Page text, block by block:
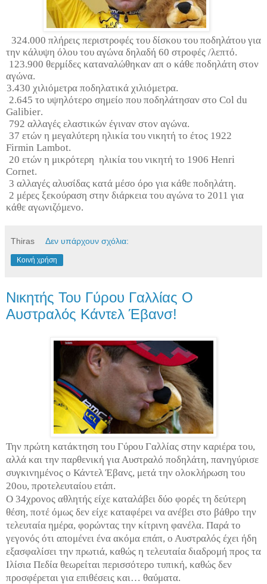
324.000 πλήρεις περιστροφές του δίσκου του ποδηλάτου για
την κάλυψη όλου του αγώνα δηλαδή 60 στροφές /λεπτό.
123.900 θερμίδες καταναλώθηκαν απ ο κάθε ποδηλάτη στον
αγώνα.
3.430 χιλιόμετρα ποδηλατικά χιλιόμετρα.
2.645 το υψηλότερο σημείο που ποδηλάτησαν στο Col du
Galibier.
792 αλλαγές ελαστικών έγιναν στον αγώνα.
37 ετών η μεγαλύτερη ηλικία του νικητή το έτος 1922
Firmin Lambot.
20 ετών η μικρότερη ηλικία του νικητή το 1906 Henri
Cornet.
3 αλλαγές αλυσίδας κατά μέσο όρο για κάθε ποδηλάτη.
2 μέρες ξεκούραση στην διάρκεια του αγώνα το 2011 για
κάθε αγωνιζόμενο.
Thiras Δεν υπάρχουν σχόλια:
Κοινή χρήση
Νικητής Του Γύρου Γαλλίας Ο
Αυστραλός Κάντελ Έβανσ!
Την πρώτη κατάκτηση του Γύρου Γαλλίας στην καριέρα του,
αλλά και την παρθενική για Αυστραλό ποδηλάτη, πανηγύρισε
συγκινημένος ο Κάντελ Έβανς, μετά την ολοκλήρωση του
20ου, προτελευταίου ετάπ.
Ο 34χρονος αθλητής είχε καταλάβει δύο φορές τη δεύτερη
θέση, ποτέ όμως δεν είχε καταφέρει να ανέβει στο βάθρο την
τελευταία ημέρα, φορώντας την κίτρινη φανέλα. Παρά το
γεγονός ότι απομένει ένα ακόμα επάπ, ο Αυστραλός έχει ήδη
εξασφαλίσει την πρωτιά, καθώς η τελευταία διαδρομή προς τα
Ιλίσια Πεδία θεωρείται περισσότερο τυπική, καθώς δεν
προσφέρεται για επιθέσεις και… θαύματα.